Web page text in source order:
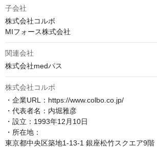
子会社
株式会社コルボ
MIフォース株式会社
関連会社
株式会社medパス
株式会社コルボ
・企業URL：https://www.colbo.co.jp/
・代表者名：内堀雅彦
・設立：1993年12月10日
・所在地：
東京都中央区築地1-13-1 銀座松竹スクエア9階